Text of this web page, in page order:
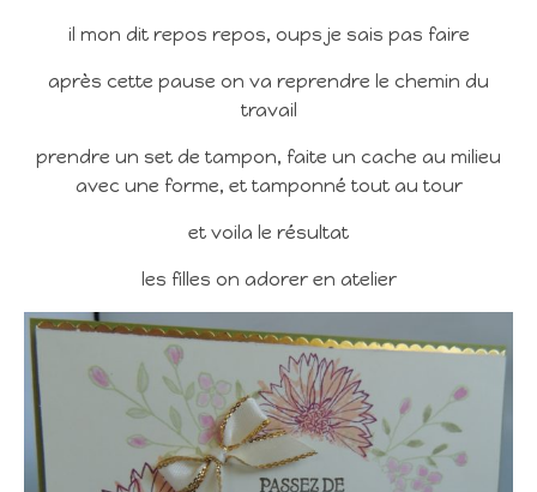
il mon dit repos repos, oups je sais pas faire
après cette pause on va reprendre le chemin du
travail
prendre un set de tampon, faite un cache au milieu
avec une forme, et tamponné tout au tour
et voila le résultat
les filles on adorer en atelier